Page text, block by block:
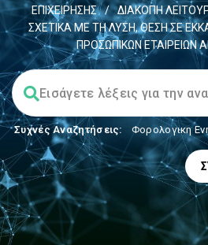
ΕΠΙΧΕIΡΗΣΗΣ
/ ΔΙΑΚΟΠΗ
ΣΧΕΤΙΚΑ ΜΕ ΤΗ ΛΥΣΗ, ΘΕΣΗ ΣΕ
ΠΡΟΣΩΠΙΚΩΝ ΕΤΑΙΡΕΙΩΝ
Συχνές Αναζητήσεις: Φορολογικη